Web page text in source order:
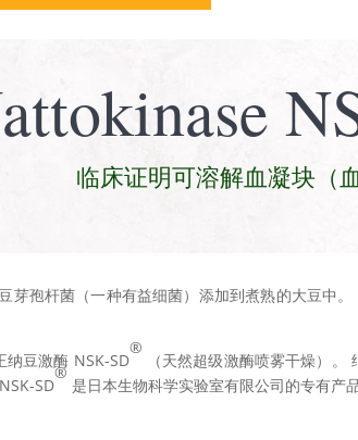
临床证明可溶解血凝块（血
芽孢杆菌（一种有益细菌）添加到煮熟的大豆中
豆激酶 NSK-SD
®
（天然超级激酶喷雾干燥）。
SD
®
是日本生物科学实验室有限公司的专有产